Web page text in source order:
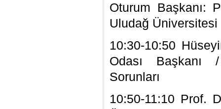
Oturum Başkanı:
Uludağ Üniversitesi
10:30-10:50
Odası Başkanı
Sorunları
10:50-11:10 Prof.